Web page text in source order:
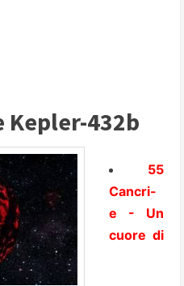
Kepler-432b
55
Cancri-
e - Un
cuore di